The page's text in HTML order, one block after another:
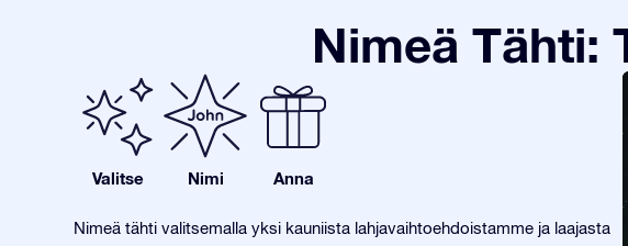
Nimeä Tähti:
Valitse Nimi Anna
Nimeä tähti valitsemalla yksi kauniista lahjavaihtoehdoistamme ja laajasta